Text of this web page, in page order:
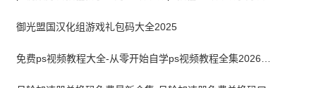
御光盟国汉化组游戏礼包码大全2025